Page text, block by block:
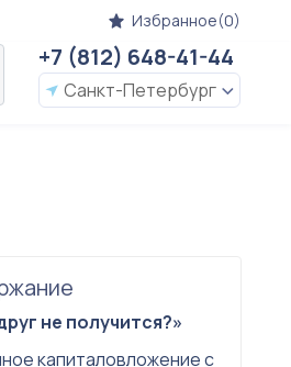
Избранное(0)
+7 (812) 648-41-44
Санкт-Петербург
не получится?»
капиталовложение с